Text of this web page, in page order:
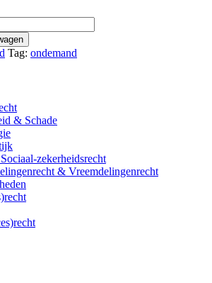
Tag: ondemand
& Schade
zekerheidsrecht
& Vreemdelingenrecht